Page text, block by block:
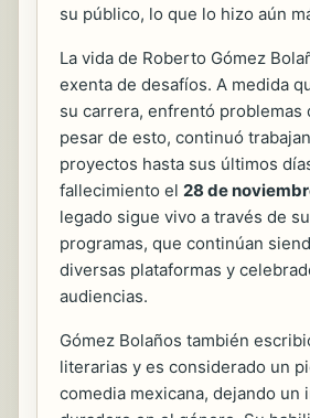
su público, lo que lo hizo aún
La vida de Roberto Gómez
exenta de desafíos. A medida
su carrera, enfrentó problemas
pesar de esto, continuó
proyectos hasta sus últimos
fallecimiento el 28 de
legado sigue vivo a través de
programas, que continúan
diversas plataformas y
audiencias.
Gómez Bolaños también
literarias y es considerado un
comedia mexicana, dejando un